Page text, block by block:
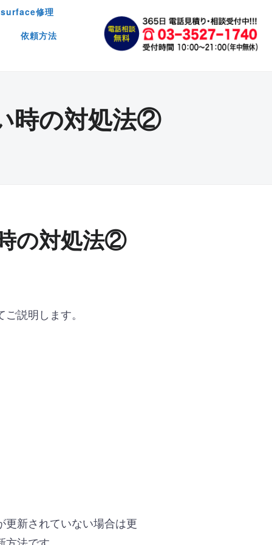
surface修理
依頼方法
時の対処法②
の対処法②
説明します。
新されていない場合は更